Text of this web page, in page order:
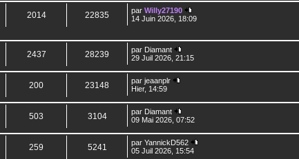
2014 22835 parWilly27190
14 Juin 2026, 18:09
2437 28239 par Diamant
29 Juil 2026, 21:15
200 23148 parjeaanplr
Hier, 14:59
503 3104 par Diamant
09 Mai 2026, 07:52
259 5241 parYannickD562
05 Juil 2026, 15:54